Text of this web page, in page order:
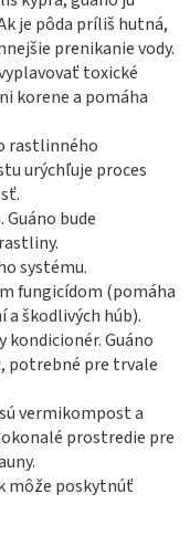
je pôda príliš hutná,
prenikanie vody.
toxické
korene a pomáha
rastlinného
urýchľuje proces
bude
systému.
fungicídom (pomáha
škodlivých húb).
kondicionér. Guáno
potrebné pre trvale
vermikompost a
prostredie pre
môže poskytnúť